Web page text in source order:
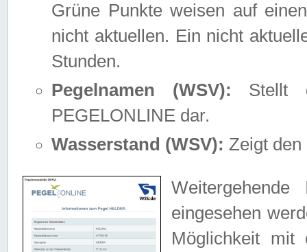
Grüne Punkte weisen auf
nicht aktuellen. Ein nicht
Stunden.
Pegelnamen (WSV): Stellt
PEGELONLINE dar.
Wasserstand (WSV): Zeigt den
eingesehen
Möglichkeit mit